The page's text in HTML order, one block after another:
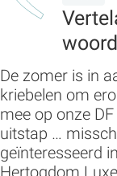
De zomer is in
kriebelen om
mee op onze
uitstap …
geïnteresseerd
Hertogdom